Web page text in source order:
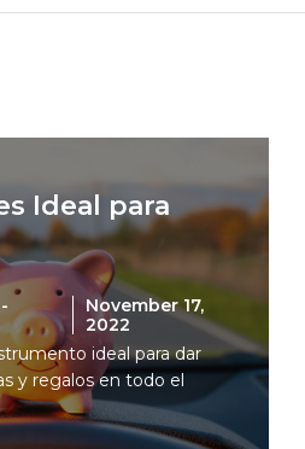
Ideal para
November 17,
2022
ideal para dar
y regalos en todo el